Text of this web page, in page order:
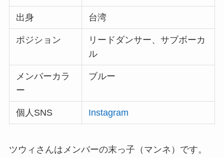
出身 台湾
ポジション
リードダンサー、サブボーカ
ル
メンバーカラ
ー
ブルー
個人SNS Instagram
ツウィさんはメンバーの末っ子（マンネ）です。